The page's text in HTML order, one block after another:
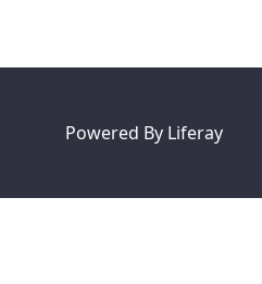
Powered By Liferay